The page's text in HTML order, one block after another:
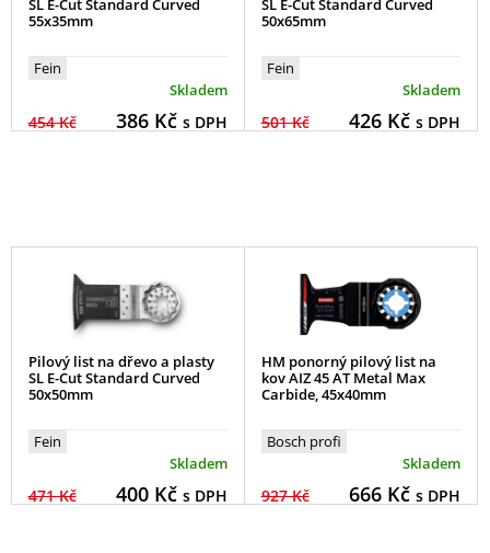
SL E-Cut Standard Curved
55x35mm
Fein
Skladem
454 Kč 386Kč s DPH
SL E-Cut Standard Curved
50x65mm
Fein
Skladem
501 Kč 426Kč s DPH
Pilový list na dřevo a plasty
SL E-Cut Standard Curved
50x50mm
Fein
Skladem
471 Kč 400Kč s DPH
HM ponorný pilový list na
kov AIZ 45 AT Metal Max
Carbide, 45x40mm
Bosch profi
Skladem
927 Kč 666Kč s DPH